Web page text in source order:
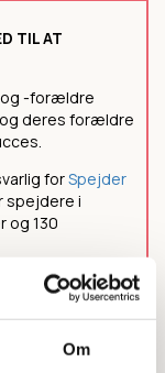
Om
TIL AT
-forældre
deres forældre
forSpejder
spejdere i
og 130
har samlet
kan bruge,
har været flittigt
Helsingørs